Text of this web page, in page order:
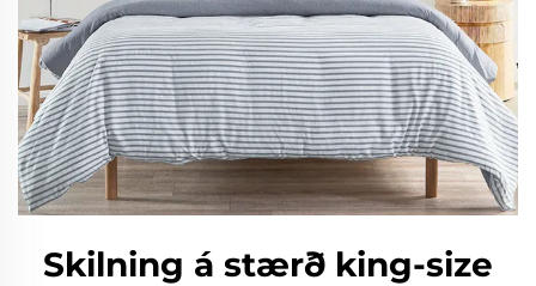
Skilning á stærð king-size